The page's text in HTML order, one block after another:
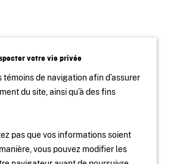
votre vie privée
témoins de navigation afin d’assurer
du site, ainsi qu’à des fins
pas que vos informations soient
vous pouvez modifier les